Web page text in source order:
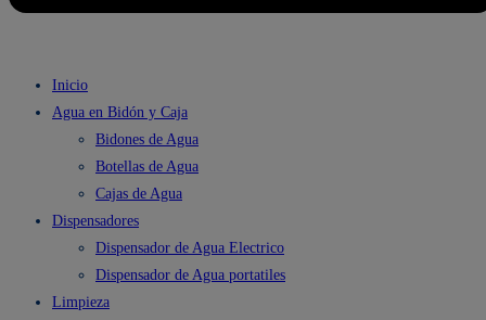
Inicio
Agua en Bidón y Caja
Bidones de Agua
Botellas de Agua
Cajas de Agua
Dispensadores
Dispensador de Agua Electrico
Dispensador de Agua portatiles
Limpieza